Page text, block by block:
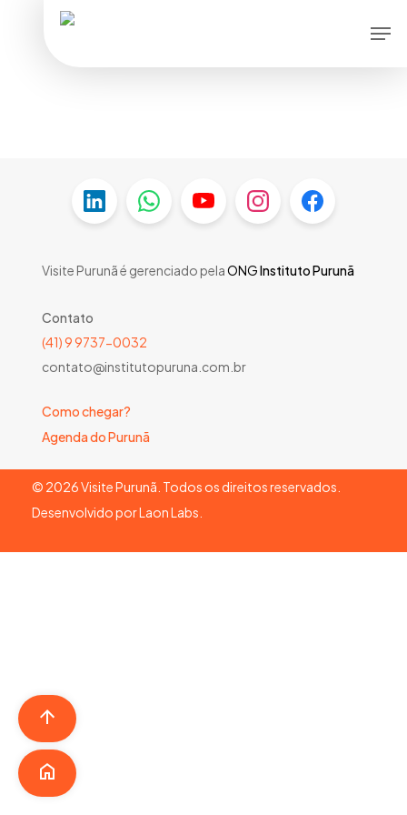
Visite Purunã é gerenciado pelaONGInstituto Purunã
Contato
(41) 9 9737-0032
contato@institutopuruna.com.br
Como chegar?
Agenda do Purunã
© 2026Visite Purunã. Todos os direitos reservados.
Desenvolvido porLaon Labs